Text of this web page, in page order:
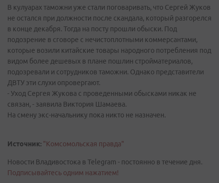
В кулуарах таможни уже стали поговаривать, что Сергей Жуков
не остался при должности после скандала, который разгорелся
в конце декабря. Тогда на посту прошли обыски. Под
подозрение в сговоре с нечистоплотными коммерсантами,
которые возили китайские товары народного потребления под
видом более дешевых в плане пошлин стройматериалов,
подозревали и сотрудников таможни. Однако представители
ДВТУ эти слухи опровергают.
- Уход Сергея Жукова с проведенными обысками никак не
связан, - заявила Виктория Шамаева.
На смену экс-начальнику пока никто не назначен.
Источник: "Комсомольская правда"
Новости Владивостока в Telegram - постоянно в течение дня.
Подписывайтесь одним нажатием!